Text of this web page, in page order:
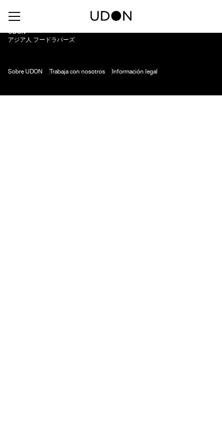
UDON
アジア人 フードラバーズ
Sobre UDON Trabaja con nosotros Información legal